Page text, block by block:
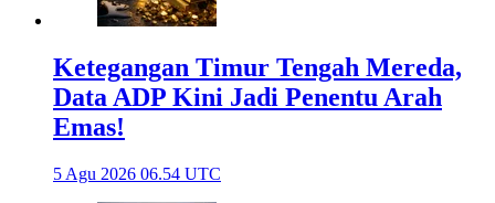
Ketegangan Timur Tengah Mereda,
Data ADP Kini Jadi Penentu Arah
Emas!
5 Agu 2026 06.54 UTC